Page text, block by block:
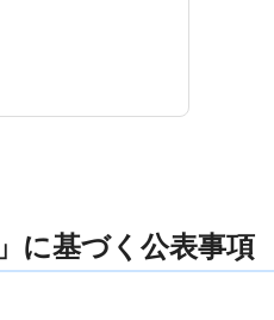
に基づく公表事項